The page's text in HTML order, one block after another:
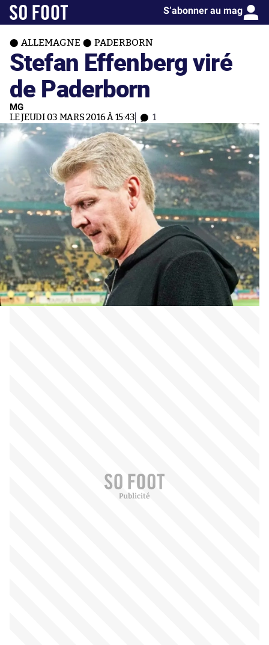
S’abonner au mag
ALLEMAGNE PADERBORN
Stefan Effenberg viré
de Paderborn
MG
LE JEUDI 03 MARS 2016 À 15:43 1